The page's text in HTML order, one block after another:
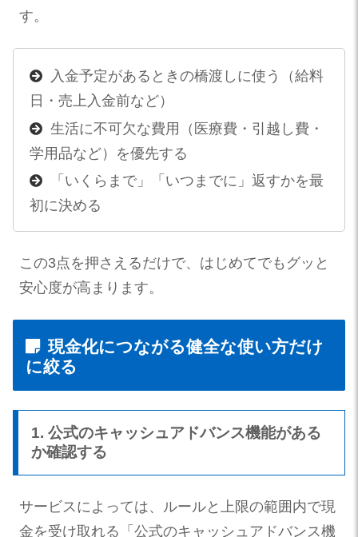
す。
入金予定があるときの橋渡しに使う（給料
日・売上入金前など）
生活に不可欠な費用（医療費・引越し費・
学用品など）を優先する
「いくらまで」「いつまでに」返すかを最
初に決める
この3点を押さえるだけで、はじめてでもグッと
安心度が高まります。
現金化につながる健全な使い方だけ
に絞る
1. 公式のキャッシュアドバンス機能がある
か確認する
サービスによっては、ルールと上限の範囲内で現
金を受け取れる「公式のキャッシュアドバンス機